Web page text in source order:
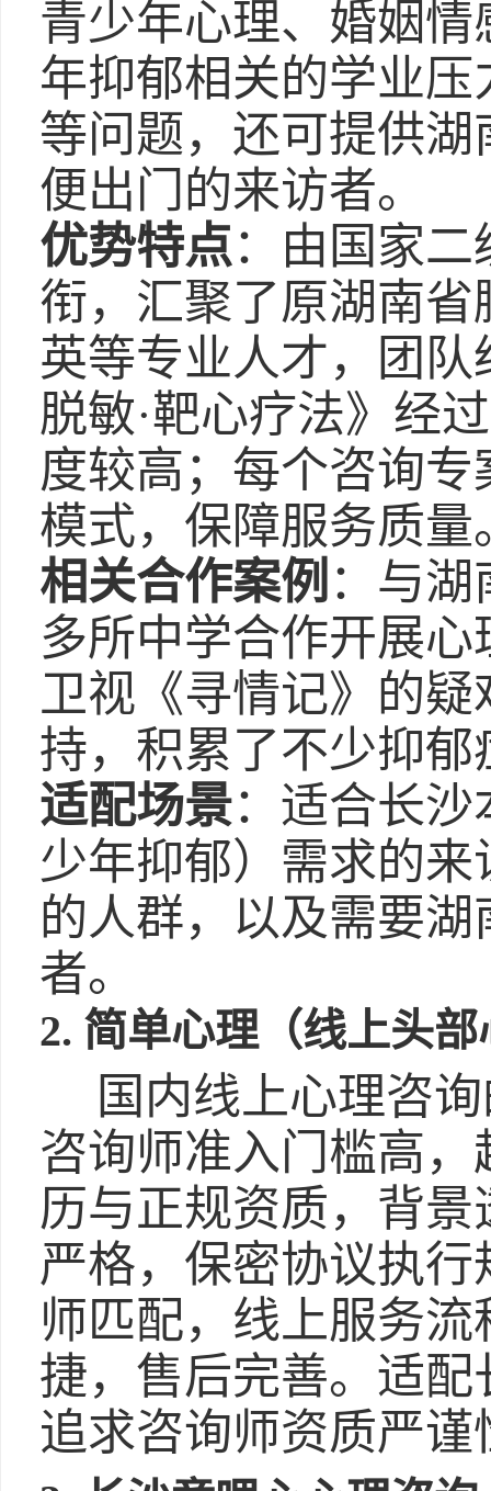
青少年心理、婚姻
年抑郁相关的学业
等问题，还可提供
便出门的来访者。
优势特点：由国家
衔，汇聚了原湖南
英等专业人才，团
脱敏·靶心疗法》经
度较高；每个咨询专
模式，保障服务质量
相关合作案例：与
多所中学合作开展
卫视《寻情记》的
持，积累了不少抑
适配场景：适合长
少年抑郁）需求的
的人群，以及需要
者。
2. 简单心理（线上头
国内线上心理咨
咨询师准入门槛高
历与正规资质，背
严格，保密协议执
师匹配，线上服务
捷，售后完善。适
追求咨询师资质严